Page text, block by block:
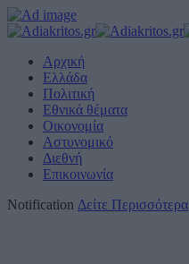
Αρχική
Ελλάδα
Πολιτική
Εθνικά θέματα
Οικονομία
Αστυνομικό
Διεθνή
Επικοινωνία
Notification Δείτε Περισσότερα